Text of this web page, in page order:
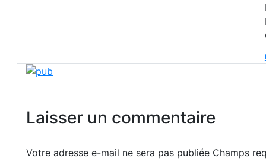
Laisser un commentaire
Votre adresse e-mail ne sera pas publiée Champs